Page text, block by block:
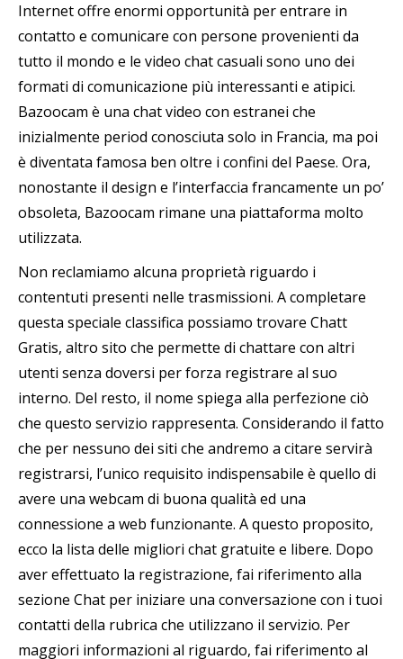
Internet offre enormi opportunità per entrare in
contatto e comunicare con persone provenienti da
tutto il mondo e le video chat casuali sono uno dei
formati di comunicazione più interessanti e atipici.
Bazoocam è una chat video con estranei che
inizialmente period conosciuta solo in Francia, ma poi
è diventata famosa ben oltre i confini del Paese. Ora,
nonostante il design e l’interfaccia francamente un po’
obsoleta, Bazoocam rimane una piattaforma molto
utilizzata.
Non reclamiamo alcuna proprietà riguardo i
contentuti presenti nelle trasmissioni. A completare
questa speciale classifica possiamo trovare Chatt
Gratis, altro sito che permette di chattare con altri
utenti senza doversi per forza registrare al suo
interno. Del resto, il nome spiega alla perfezione ciò
che questo servizio rappresenta. Considerando il fatto
che per nessuno dei siti che andremo a citare servirà
registrarsi, l’unico requisito indispensabile è quello di
avere una webcam di buona qualità ed una
connessione a web funzionante. A questo proposito,
ecco la lista delle migliori chat gratuite e libere. Dopo
aver effettuato la registrazione, fai riferimento alla
sezione Chat per iniziare una conversazione con i tuoi
contatti della rubrica che utilizzano il servizio. Per
maggiori informazioni al riguardo, fai riferimento al